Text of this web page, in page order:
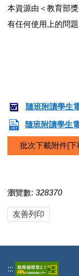
本資源由＜教育部
有任何使用上的問
隨班附讀學生
隨班附讀學生
批次下載附件[下
瀏覽數: 328370
友善列印
:::